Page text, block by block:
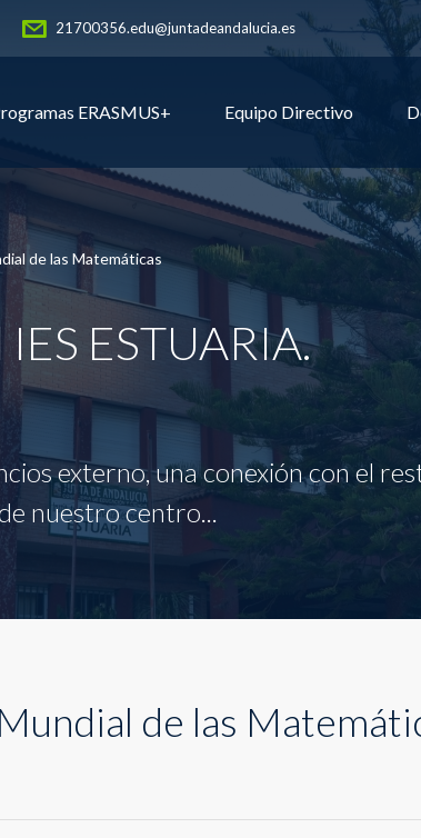
21700356.edu@juntadeandalucia.es
ERASMUS+ Equipo Directivo
de las Matemáticas
ESTUARIA.
externo, una conexión con el
nuestro centro...
de las